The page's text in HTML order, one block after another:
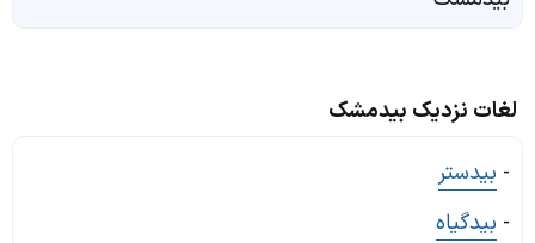
لغات نزدیک بیدمشک
- بیدستر
- بیدگیاه